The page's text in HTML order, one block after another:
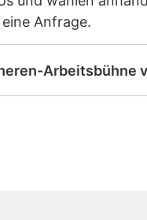
Anfrage.
Arbeitsbühne